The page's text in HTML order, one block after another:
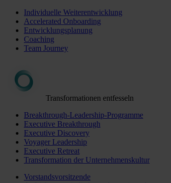
Individuelle Weiterentwicklung
Accelerated Onboarding
Entwicklungsplanung
Coaching
Team Journey
Transformationen entfesseln
Breakthrough-Leadership-Programme
Executive Breakthrough
Executive Discovery
Voyager Leadership
Executive Retreat
Transformation der Unternehmenskultur
Vorstandsvorsitzende